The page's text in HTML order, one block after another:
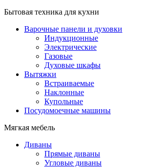
Бытовая техника для кухни
Варочные панели и духовки
Индукционные
Электрические
Газовые
Духовые шкафы
Вытяжки
Встраиваемые
Наклонные
Купольные
Посудомоечные машины
Мягкая мебель
Диваны
Прямые диваны
Угловые диваны